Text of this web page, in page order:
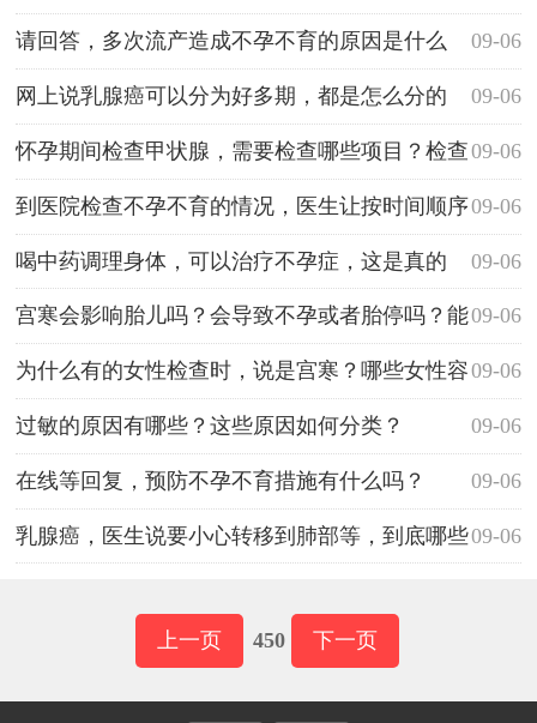
注意？还需要注意什么？ 09-06
请回答，多次流产造成不孕不育的原因是什么
呢？ 09-06
网上说乳腺癌可以分为好多期，都是怎么分的
呢？ 09-06
怀孕期间检查甲状腺，需要检查哪些项目？检查
的费用是不是高了？ 09-06
到医院检查不孕不育的情况，医生让按时间顺序
来检查，有这个必要吗？ 09-06
喝中药调理身体，可以治疗不孕症，这是真的
吗？ 09-06
宫寒会影响胎儿吗？会导致不孕或者胎停吗？能
详细说说吗 09-06
为什么有的女性检查时，说是宫寒？哪些女性容
易宫寒? 09-06
过敏的原因有哪些？这些原因如何分类？
09-06
在线等回复，预防不孕不育措施有什么吗？
09-06
乳腺癌，医生说要小心转移到肺部等，到底哪些
上一页 450 下一页